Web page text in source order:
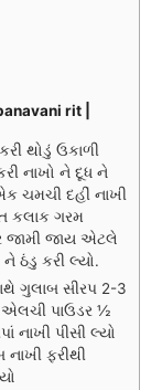
rit |
થોડું ઉકાળી
નાખો ને દૂધ ને
ચમચી દહીં નાખી
કલાક ગરમ
જામી જાય એટલે
ઠંડુ કરી લ્યો.
ગુલાબ સીરપ 2-3
પાઉડર ½
નાખી પીસી લ્યો
ફરીથી